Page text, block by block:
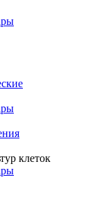
клеток